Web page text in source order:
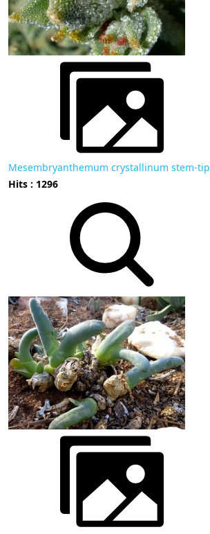
Mesembryanthemum crystallinum stem-tip
Hits : 1296